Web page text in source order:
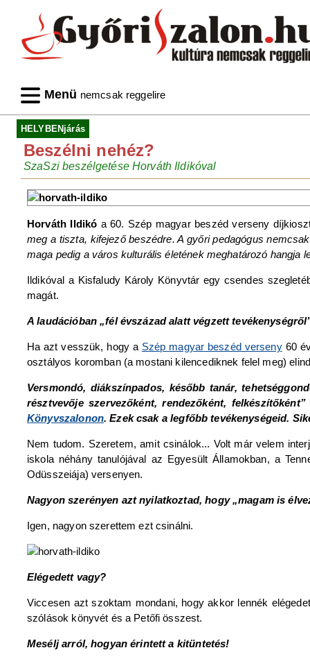
Menü nemcsak reggelire
HELYBENjárás
Beszélni nehéz?
SzaSzi beszélgetése Horváth Ildikóval
Horváth Ildikó a 60. Szép magyar beszéd verseny
meg a tiszta, kifejező beszédre. A győri pedagógus
maga pedig a város kulturális életének meghatározó hangja
Ildikóval a Kisfaludy Károly Könyvtár egy csendes
magát.
A laudációban „fél évszázad alatt végzett
Ha azt vesszük, hogy a Szép magyar beszéd verseny60
osztályos koromban (a mostani kilencediknek felel meg)
Versmondó, diákszínpados, később tanár,
résztvevője szervezőként, rendezőként,
Könyvszalonon. Ezek csak a legfőbb tevékenységeid.
Nem tudom. Szeretem, amit csinálok... Volt már velem
iskola néhány tanulójával az Egyesült Államokban, a
Odüsszeiája) versenyen.
Nagyon szerényen azt nyilatkoztad, hogy „magam is
Igen, nagyon szerettem ezt csinálni.
Elégedett vagy?
Viccesen azt szoktam mondani, hogy akkor lennék
szólások könyvét és a Petőfi összest.
Mesélj arról, hogyan érintett a kitüntetés!